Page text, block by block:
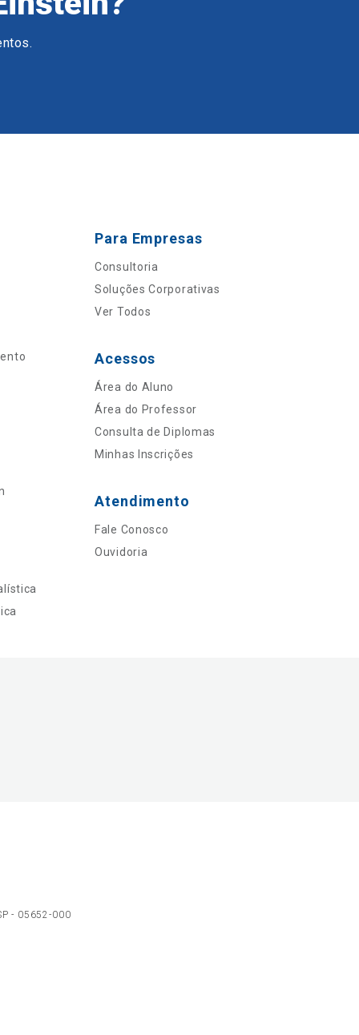
Para Empresas
Consultoria
Soluções Corporativas
Ver Todos
Acessos
Área do Aluno
Área do Professor
Consulta de Diplomas
Minhas Inscrições
Atendimento
Fale Conosco
Ouvidoria
- 05652-000